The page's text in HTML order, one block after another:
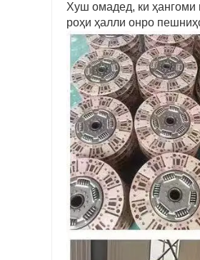
Хуш омадед, ки ҳангоми
роҳи ҳалли онро